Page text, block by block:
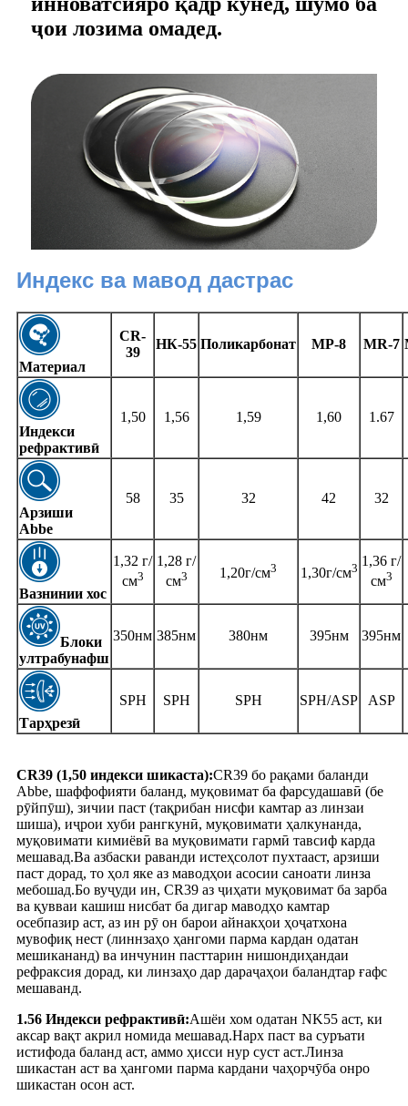
ҷои лозима омадед.
Индекс ва мавод дастрас
Материал
CR-
39
НК-55 Поликарбонат МР-8 MR-7
Индекси
рефрактивӣ
1,50 1,56 1,59 1,60 1.67
Арзиши
Abbe
58 35 32 42 32
Вазнинии хос
1,32 г/
см3
1,28 г/
см3 1,20г/см3 1,30г/см3 1,36 г/
см3
Блоки
ултрабунафш
350нм 385нм 380нм 395нм 395нм
Тарҳрезӣ
SPH SPH SPH SPH/ASP ASP
CR39 (1,50 индекси шикаста):CR39 бо рақами баланди
Abbe, шаффофияти баланд, муқовимат ба фарсудашавӣ (бе
рӯйпӯш), зичии паст (тақрибан нисфи камтар аз линзаи
шиша), иҷрои хуби рангкунӣ, муқовимати ҳалкунанда,
муқовимати кимиёвӣ ва муқовимати гармӣ тавсиф карда
мешавад.Ва азбаски раванди истеҳсолот пухтааст, арзиши
паст дорад, то ҳол яке аз маводҳои асосии саноати линза
мебошад.Бо вуҷуди ин, CR39 аз ҷиҳати муқовимат ба зарба
ва қувваи кашиш нисбат ба дигар маводҳо камтар
осебпазир аст, аз ин рӯ он барои айнакҳои ҳоҷатхона
мувофиқ нест (линнзаҳо ҳангоми парма кардан одатан
мешикананд) ва инчунин пасттарин нишондиҳандаи
рефраксия дорад, ки линзаҳо дар дараҷаҳои баландтар ғафс
мешаванд.
1.56 Индекси рефрактивӣ:Ашёи хом одатан NK55 аст, ки
аксар вақт акрил номида мешавад.Нарх паст ва суръати
истифода баланд аст, аммо ҳисси нур суст аст.Линза
шикастан аст ва ҳангоми парма кардани чаҳорчӯба онро
шикастан осон аст.